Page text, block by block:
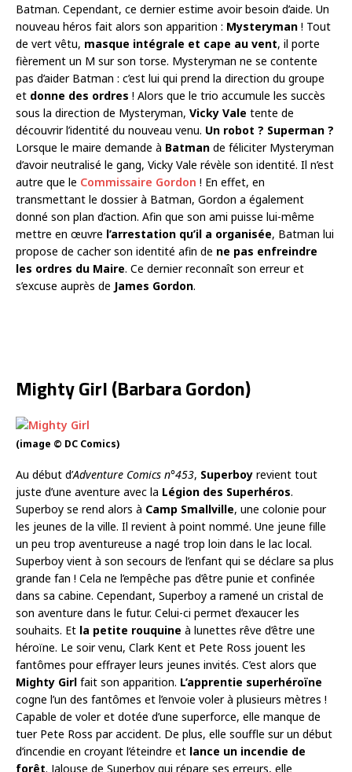
Batman. Cependant, ce dernier estime avoir besoin d’aide. Un
nouveau héros fait alors son apparition : Mysteryman ! Tout
de vert vêtu, masque intégrale et cape au vent, il porte
fièrement un M sur son torse. Mysteryman ne se contente
pas d’aider Batman : c’est lui qui prend la direction du groupe
et donne des ordres ! Alors que le trio accumule les succès
sous la direction de Mysteryman, Vicky Vale tente de
découvrir l’identité du nouveau venu. Un robot ? Superman ?
Lorsque le maire demande à Batman de féliciter Mysteryman
d’avoir neutralisé le gang, Vicky Vale révèle son identité. Il n’est
autre que le Commissaire Gordon ! En effet, en
transmettant le dossier à Batman, Gordon a également
donné son plan d’action. Afin que son ami puisse lui-même
mettre en œuvre l’arrestation qu’il a organisée, Batman lui
propose de cacher son identité afin de ne pas enfreindre
les ordres du Maire. Ce dernier reconnaît son erreur et
s’excuse auprès de James Gordon.
Mighty Girl (Barbara Gordon)
(image © DC Comics)
Au début d’Adventure Comics n°453, Superboy revient tout
juste d’une aventure avec la Légion des Superhéros.
Superboy se rend alors à Camp Smallville, une colonie pour
les jeunes de la ville. Il revient à point nommé. Une jeune fille
un peu trop aventureuse a nagé trop loin dans le lac local.
Superboy vient à son secours de l’enfant qui se déclare sa plus
grande fan ! Cela ne l’empêche pas d’être punie et confinée
dans sa cabine. Cependant, Superboy a ramené un cristal de
son aventure dans le futur. Celui-ci permet d’exaucer les
souhaits. Et la petite rouquine à lunettes rêve d’être une
héroïne. Le soir venu, Clark Kent et Pete Ross jouent les
fantômes pour effrayer leurs jeunes invités. C’est alors que
Mighty Girl fait son apparition. L’apprentie superhéroïne
cogne l’un des fantômes et l’envoie voler à plusieurs mètres !
Capable de voler et dotée d’une superforce, elle manque de
tuer Pete Ross par accident. De plus, elle souffle sur un début
d’incendie en croyant l’éteindre et lance un incendie de
forêt. Jalouse de Superboy qui répare ses erreurs, elle